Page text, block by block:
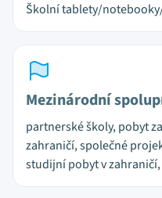
Školní tablety/
Mezinárodní
partnerské školy, pobyt
zahraničí, společné
studijní pobyt v